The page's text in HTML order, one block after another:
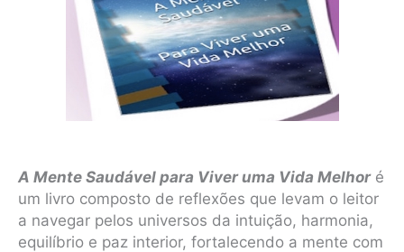
A Mente Saudável para Viver uma Vida Melhoré
um livro composto de reflexões que levam o leitor
a navegar pelos universos da intuição, harmonia,
equilíbrio e paz interior, fortalecendo a mente com